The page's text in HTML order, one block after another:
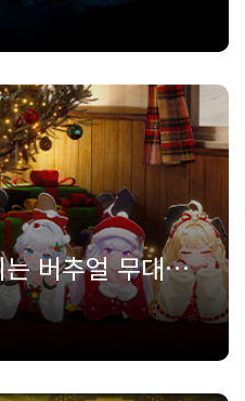
실시간으로 연결되는 버추얼 무대: Unity로 공간적 제약을 허물고 하나의 퍼포먼스를 완성한 패러블엔터테인먼트